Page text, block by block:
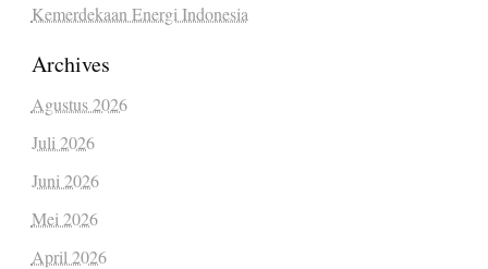
Kemerdekaan Energi Indonesia
Archives
Agustus 2026
Juli 2026
Juni 2026
Mei 2026
April 2026